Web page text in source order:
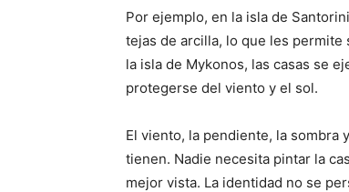
Por ejemplo, en la isla de
tejas de arcilla, lo que les permite
la isla de Mykonos, las casas se
protegerse del viento y el sol.
El viento, la pendiente, la sombra
tienen. Nadie necesita pintar la
mejor vista. La identidad no se